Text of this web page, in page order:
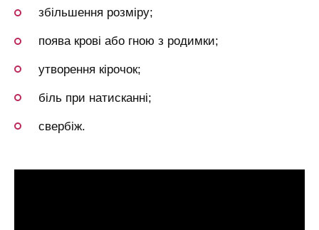
збільшення розміру;
поява крові або гною з родимки;
утворення кірочок;
біль при натисканні;
свербіж.